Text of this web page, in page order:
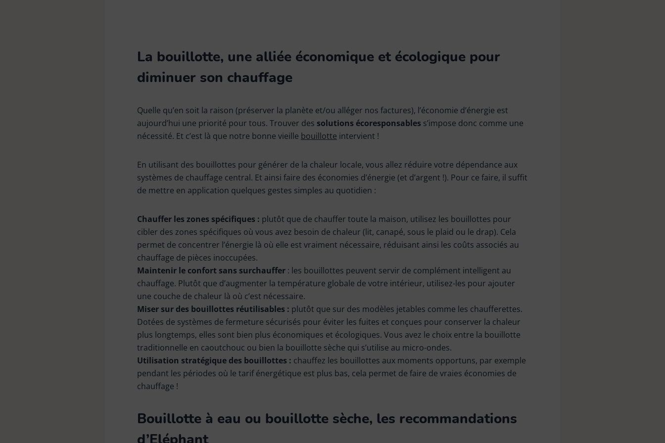
La bouillotte, une alliée économique et écologique pour
diminuer son chauffage
Quelle qu’en soit la raison (préserver la planète et/ou alléger nos factures), l’économie d’énergie est
aujourd’hui une priorité pour tous. Trouver des solutions écoresponsables s’impose donc comme une
nécessité. Et c’est là que notre bonne vieille bouillotte intervient !
En utilisant des bouillottes pour générer de la chaleur locale, vous allez réduire votre dépendance aux
systèmes de chauffage central. Et ainsi faire des économies d’énergie (et d’argent !). Pour ce faire, il suffit
de mettre en application quelques gestes simples au quotidien :
Chauffer les zones spécifiques : plutôt que de chauffer toute la maison, utilisez les bouillottes pour
cibler des zones spécifiques où vous avez besoin de chaleur (lit, canapé, sous le plaid ou le drap). Cela
permet de concentrer l’énergie là où elle est vraiment nécessaire, réduisant ainsi les coûts associés au
chauffage de pièces inoccupées.
Maintenir le confort sans surchauffer : les bouillottes peuvent servir de complément intelligent au
chauffage. Plutôt que d’augmenter la température globale de votre intérieur, utilisez-les pour ajouter
une couche de chaleur là où c’est nécessaire.
Miser sur des bouillottes réutilisables : plutôt que sur des modèles jetables comme les chaufferettes.
Dotées de systèmes de fermeture sécurisés pour éviter les fuites et conçues pour conserver la chaleur
plus longtemps, elles sont bien plus économiques et écologiques. Vous avez le choix entre la bouillotte
traditionnelle en caoutchouc ou bien la bouillotte sèche qui s’utilise au micro-ondes.
Utilisation stratégique des bouillottes : chauffez les bouillottes aux moments opportuns, par exemple
pendant les périodes où le tarif énergétique est plus bas, cela permet de faire de vraies économies de
chauffage !
Bouillotte à eau ou bouillotte sèche, les recommandations